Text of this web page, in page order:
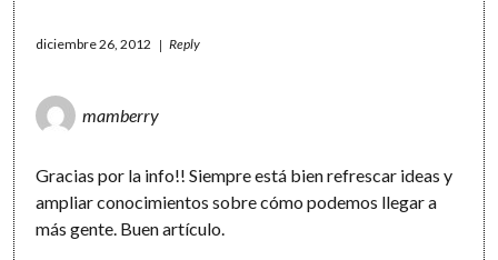
diciembre 26, 2012 Reply
mamberry
Gracias por la info!! Siempre está bien refrescar ideas y
ampliar conocimientos sobre cómo podemos llegar a
más gente. Buen artículo.